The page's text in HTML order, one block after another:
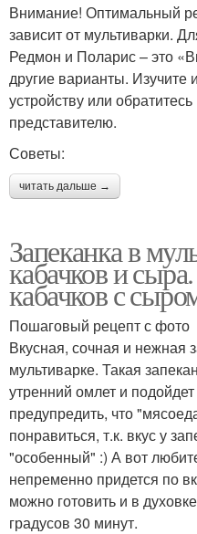
Внимание! Оптимальный
зависит от мультиварки.
Редмон и Поларис – это
другие варианты. Изучите
устройству или
представителю.
Советы:
читать дальше →
Запеканка в
кабачков и
кабачков с
Пошаговый рецепт с фото
Вкусная, сочная и нежная
мультиварке. Такая
утренний омлет и
предупредить, что
понравиться, т.к. вкус у
"особенный" :) А вот
непременно придется по
можно готовить и в
градусов 30 минут.